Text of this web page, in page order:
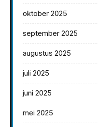
oktober 2025
september 2025
augustus 2025
juli 2025
juni 2025
mei 2025